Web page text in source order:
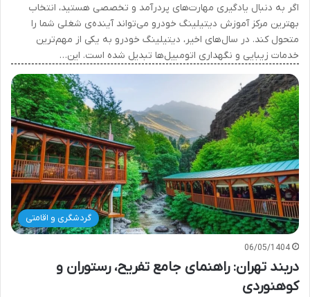
اگر به دنبال یادگیری مهارت‌های پردرآمد و تخصصی هستید، انتخاب
بهترین مرکز آموزش دیتیلینگ خودرو می‌تواند آینده‌ی شغلی شما را
متحول کند. در سال‌های اخیر، دیتیلینگ خودرو به یکی از مهم‌ترین
خدمات زیبایی و نگهداری اتومبیل‌ها تبدیل شده است. این…
گردشگری و اقامتی
06/05/1404
دربند تهران: راهنمای جامع تفریح، رستوران و
کوهنوردی